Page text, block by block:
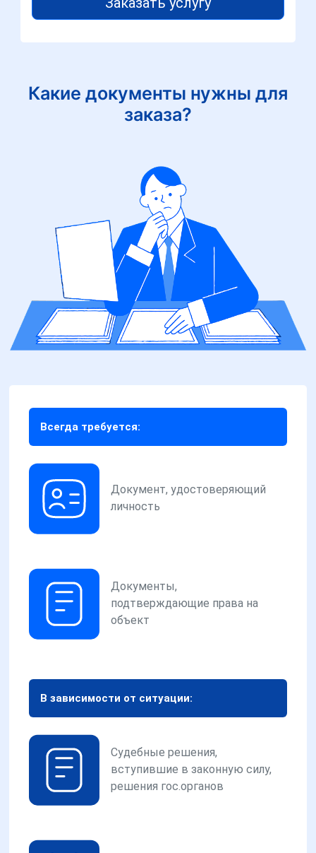
Какие документы нужны для
заказа?
Всегда требуется:
Документ, удостоверяющий
личность
Документы,
подтверждающие права на
объект
В зависимости от ситуации:
Судебные решения,
вступившие в законную силу,
решения гос.органов